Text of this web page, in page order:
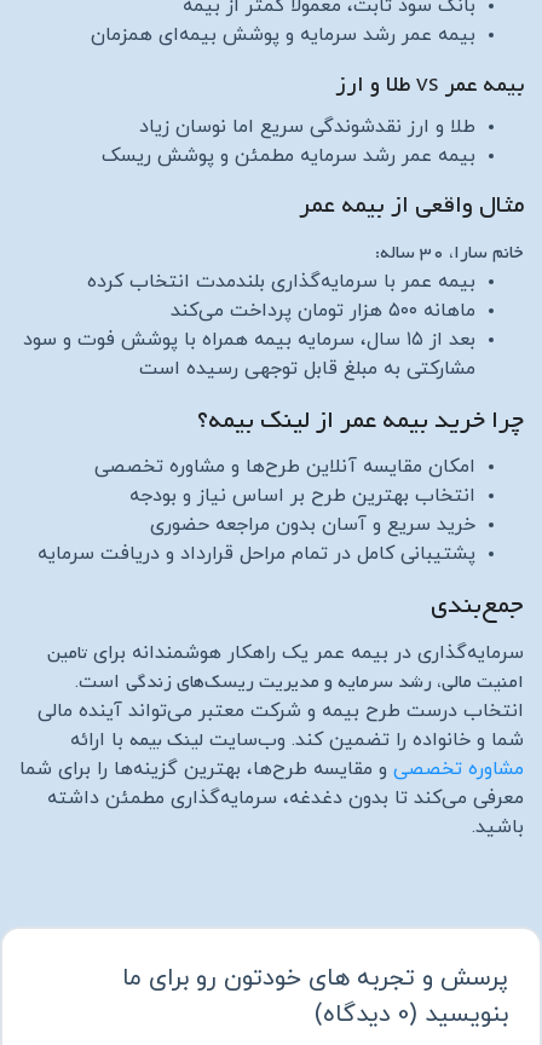
بانک سود ثابت، معمولاً کمتر از بیمه
بیمه عمر رشد سرمایه و پوشش بیمه‌ای همزمان
بیمه عمر vs طلا و ارز
طلا و ارز نقدشوندگی سریع اما نوسان زیاد
بیمه عمر رشد سرمایه مطمئن و پوشش ریسک
مثال واقعی از بیمه عمر
خانم سارا، ۳۰ ساله:
بیمه عمر با سرمایه‌گذاری بلندمدت انتخاب کرده
ماهانه ۵۰۰ هزار تومان پرداخت می‌کند
بعد از ۱۵ سال، سرمایه بیمه همراه با پوشش فوت و سود
مشارکتی به مبلغ قابل توجهی رسیده است
چرا خرید بیمه عمر از لینک بیمه؟
امکان مقایسه آنلاین طرح‌ها و مشاوره تخصصی
انتخاب بهترین طرح بر اساس نیاز و بودجه
خرید سریع و آسان بدون مراجعه حضوری
پشتیبانی کامل در تمام مراحل قرارداد و دریافت سرمایه
جمع‌بندی
سرمایه‌گذاری در بیمه عمر یک راهکار هوشمندانه برای تامین
امنیت مالی، رشد سرمایه و مدیریت ریسک‌های زندگی است.
انتخاب درست طرح بیمه و شرکت معتبر می‌تواند آینده مالی
شما و خانواده را تضمین کند. وب‌سایت لینک بیمه با ارائه
مشاوره تخصصی و مقایسه طرح‌ها، بهترین گزینه‌ها را برای شما
معرفی می‌کند تا بدون دغدغه، سرمایه‌گذاری مطمئن داشته
باشید.
پرسش و تجربه های خودتون رو برای ما
بنویسید (
0 دیدگاه)